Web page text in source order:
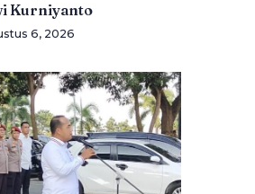
Kurniyanto
6, 2026